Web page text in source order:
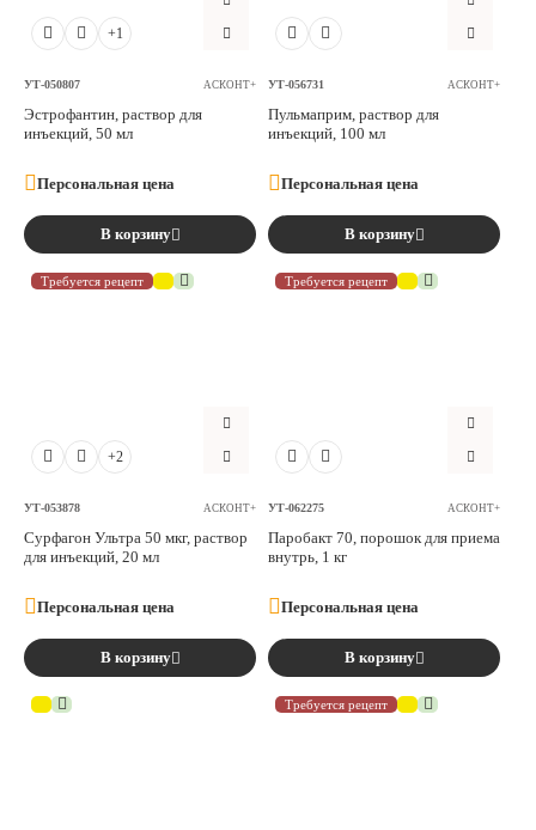
+1
УТ-050807 АСКОНТ+
Эстрофантин, раствор для
инъекций, 50 мл
Персональная цена
В корзину
УТ-056731 АСКОНТ+
Пульмаприм, раствор для
инъекций, 100 мл
Персональная цена
В корзину
Требуется рецепт
+2
УТ-053878 АСКОНТ+
Сурфагон Ультра 50 мкг, раствор
для инъекций, 20 мл
Персональная цена
В корзину
Требуется рецепт
УТ-062275 АСКОНТ+
Паробакт 70, порошок для приема
внутрь, 1 кг
Персональная цена
В корзину
Требуется рецепт